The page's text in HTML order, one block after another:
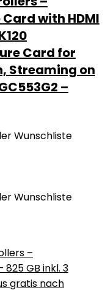
with HDMI
Card for
Streaming on
–
Wunschliste
Wunschliste